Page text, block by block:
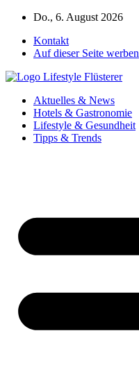
Zum
springen
Do., 6. August 2026
Kontakt
Auf dieser Seite werben
Aktuelles & News
Hotels & Gastronomie
Lifestyle & Gesundheit
Tipps & Trends